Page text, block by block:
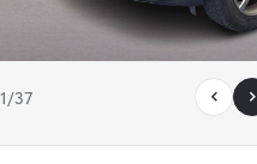
1/37